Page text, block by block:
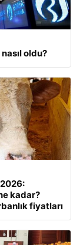
oldu?
kadar?
fiyatları